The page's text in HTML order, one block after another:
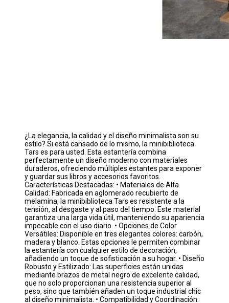
¿La elegancia, la calidad y el diseño minimalista son su
estilo? Si está cansado de lo mismo, la minibiblioteca
Tars es para usted. Esta estantería combina
perfectamente un diseño moderno con materiales
duraderos, ofreciendo múltiples estantes para exponer
y guardar sus libros y accesorios favoritos.
Características Destacadas: • Materiales de Alta
Calidad: Fabricada en aglomerado recubierto de
melamina, la minibiblioteca Tars es resistente a la
tensión, al desgaste y al paso del tiempo. Este material
garantiza una larga vida útil, manteniendo su apariencia
impecable con el uso diario. • Opciones de Color
Versátiles: Disponible en tres elegantes colores: carbón,
madera y blanco. Estas opciones le permiten combinar
la estantería con cualquier estilo de decoración,
añadiendo un toque de sofisticación a su hogar. • Diseño
Robusto y Estilizado: Las superficies están unidas
mediante brazos de metal negro de excelente calidad,
que no solo proporcionan una resistencia superior al
peso, sino que también añaden un toque industrial chic
al diseño minimalista. • Compatibilidad y Coordinación: